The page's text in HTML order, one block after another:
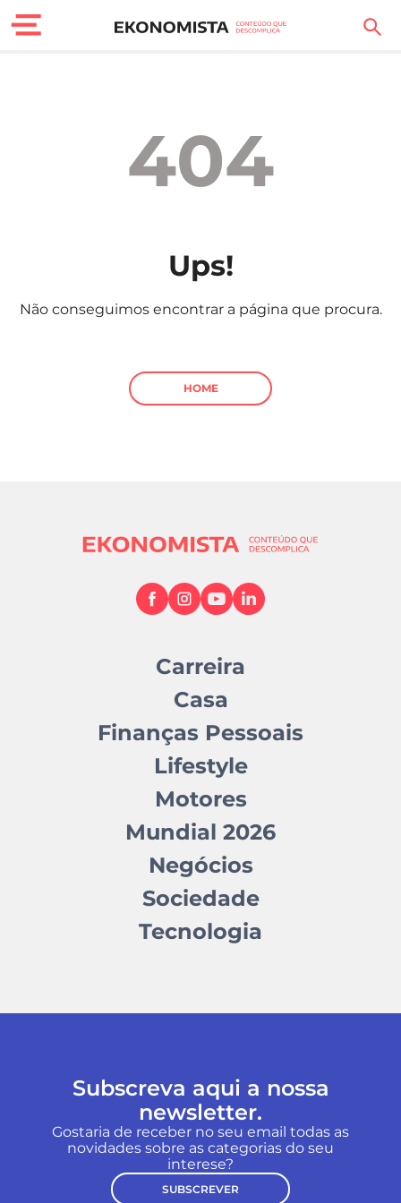
Carreira
Sociedade
Negócios
404
Ups!
Não conseguimos encontrar a página que procura.
HOME
Carreira
Casa
Finanças Pessoais
Lifestyle
Motores
Mundial 2026
Negócios
Sociedade
Tecnologia
Subscreva aqui a nossa
newsletter.
Gostaria de receber no seu email todas as
novidades sobre as categorias do seu
interese?
SUBSCREVER